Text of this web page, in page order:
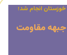
انجام شد؛
جبهه مقاومت